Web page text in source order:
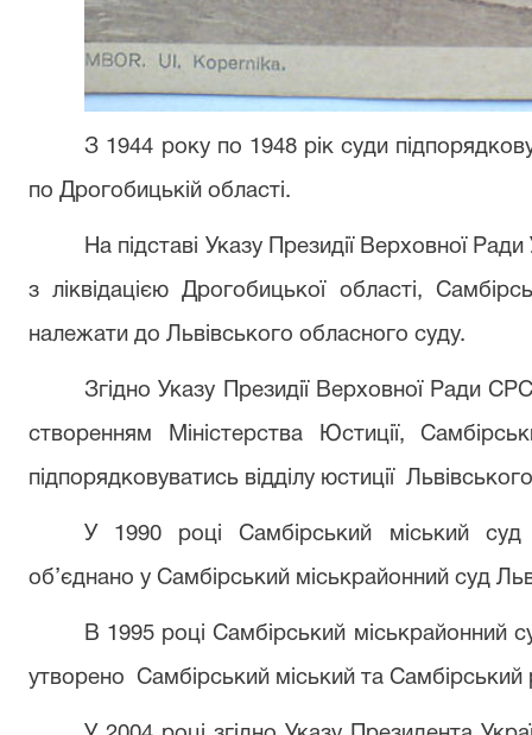
З 1944 року по 1948 рік суди
по Дрогобицькій області.
На підставі Указу Президії Верховної
з ліквідацією Дрогобицької області,
належати до Львівського обласного суду.
Згідно Указу Президії Верховної Ради
створенням Міністерства Юстиції,
підпорядковуватись відділу юстиції
У 1990 році Самбірський міський
об’єднано у Самбірський міськрайонний суд
В 1995 році Самбірський міськрайонний
утворено Самбірський міський та Самбірський